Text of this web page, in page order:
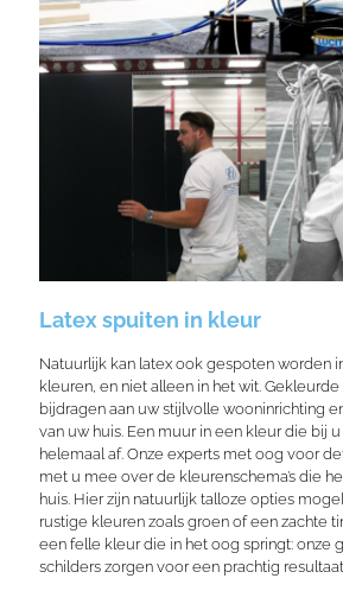
Latex spuiten in kleur
Natuurlijk kan latex ook gespoten worden
kleuren, en niet alleen in het wit.
bijdragen aan uw stijlvolle wooninrichting
van uw huis. Een muur in een kleur die bij
helemaal af. Onze experts met oog voor
met u mee over de kleurenschema’s die
huis. Hier zijn natuurlijk talloze opties
rustige kleuren zoals groen of een zachte
een felle kleur die in het oog springt: onze
schilders zorgen voor een prachtig